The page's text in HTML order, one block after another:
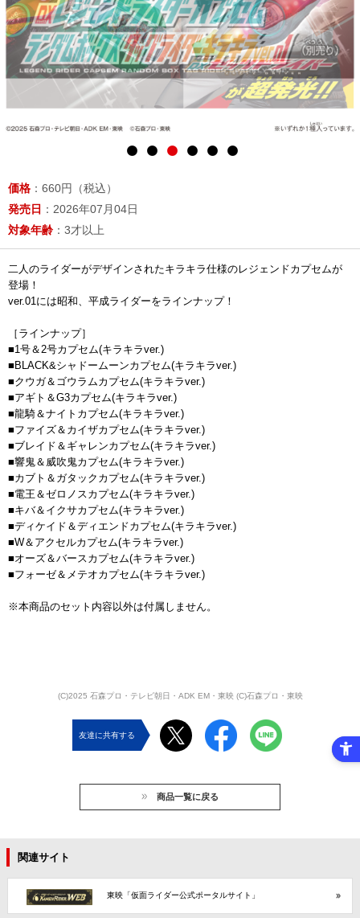
価格 ：660円（税込）
発売日 ：2026年07月04日
対象年齢 ：3才以上
二人のライダーがデザインされたキラキラ仕様のレジェンドカプセムが
登場！
ver.01には昭和、平成ライダーをラインナップ！
［ラインナップ］
■1号＆2号カプセム(キラキラver.)
■BLACK&シャドームーンカプセム(キラキラver.)
■クウガ＆ゴウラムカプセム(キラキラver.)
■アギト＆G3カプセム(キラキラver.)
■龍騎＆ナイトカプセム(キラキラver.)
■ファイズ＆カイザカプセム(キラキラver.)
■ブレイド＆ギャレンカプセム(キラキラver.)
■響鬼＆威吹鬼カプセム(キラキラver.)
■カブト＆ガタックカプセム(キラキラver.)
■電王＆ゼロノスカプセム(キラキラver.)
■キバ＆イクサカプセム(キラキラver.)
■ディケイド＆ディエンドカプセム(キラキラver.)
■W＆アクセルカプセム(キラキラver.)
■オーズ＆バースカプセム(キラキラver.)
■フォーゼ＆メテオカプセム(キラキラver.)
※本商品のセット内容以外は付属しません。
(C)2025 石森プロ・テレビ朝日・ADK EM・東映 (C)石森プロ・東映
友達に共有する
商品一覧に戻る
関連サイト
東映「仮面ライダー公式ポータルサイト」